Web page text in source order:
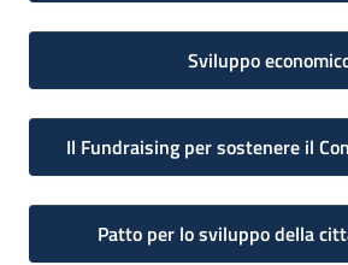
Sviluppo
Il Fundraising per sostenere il
Patto per lo sviluppo della